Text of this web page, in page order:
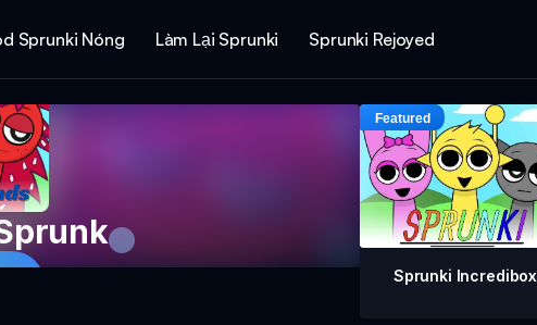
Sprunki Nóng Làm Lại Sprunki Sprunki Rejoyed
Sprunki Incredibox